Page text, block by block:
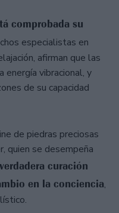
comprobada su
especialistas en
afirman que las
energía vibracional, y
de su capacidad
de piedras preciosas
quien se desempeña
curación
en la conciencia,